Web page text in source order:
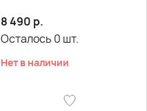
8 490 р.
Осталось 0 шт.
Нет в наличии